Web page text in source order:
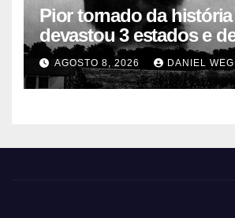
Pior tornado da
devastou 3 estados e
centenas de mortos
AGOSTO 8, 2026 DANIEL